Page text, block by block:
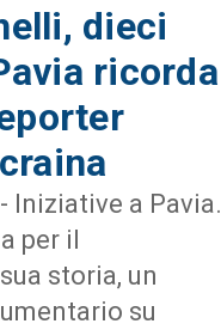
dieci
ricorda
Iniziative a Pavia.
per il
storia, un
su